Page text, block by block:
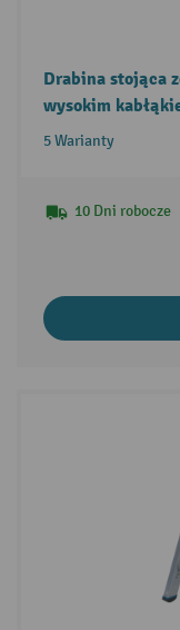
Drabina stojąca
wysokim
5 Warianty
10 Dni robocze